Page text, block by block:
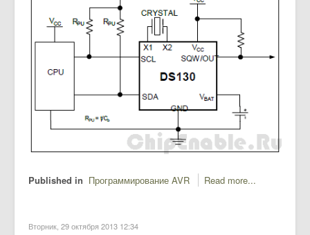
Published in Программирование AVR Read more...
Вторник, 29 октября 2013 12:34